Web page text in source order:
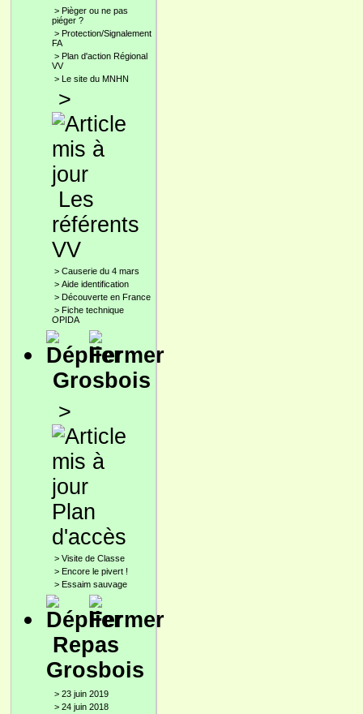
> Pièger ou ne pas
piéger ?
> Protection/Signalement
FA
> Plan d'action Régional
VV
> Le site du MNHN
>
Les
référents
VV
> Causerie du 4 mars
> Aide identification
> Découverte en France
> Fiche technique
OPIDA
Grosbois
>
Plan
d'accès
> Visite de Classe
> Encore le pivert !
> Essaim sauvage
Repas
Grosbois
> 23 juin 2019
> 24 juin 2018